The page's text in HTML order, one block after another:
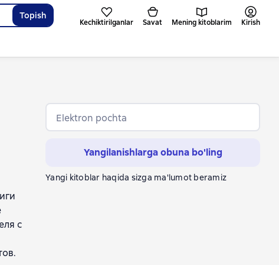
Topish
Kechiktirilganlar Savat Mening kitoblarim Kirish
с
Elektron pochta
Yangilanishlarga obuna bo'ling
Yangi kitoblar haqida sizga ma'lumot beramiz